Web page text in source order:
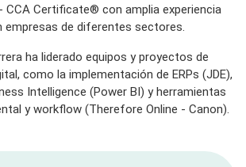
CCA Certificate® con amplia experiencia
empresas de diferentes sectores.
ha liderado equipos y proyectos de
como la implementación de ERPs (JDE),
Intelligence (Power BI) y herramientas
y workflow (Therefore Online - Canon).